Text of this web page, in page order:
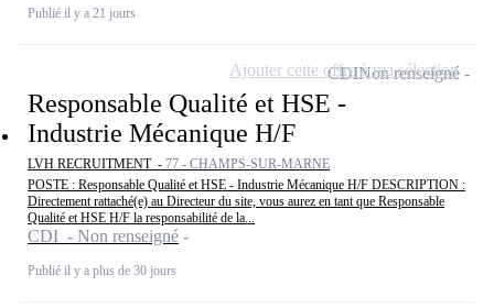
Publié il y a 21 jours
Responsable Qualité et HSE -
Industrie Mécanique H/F
LVH RECRUITMENT - 77 - CHAMPS-SUR-MARNE
POSTE : Responsable Qualité et HSE - Industrie Mécanique H/F DESCRIPTION :
Directement rattaché(e) au Directeur du site, vous aurez en tant que Responsable
Qualité et HSE H/F la responsabilité de la...
CDI - Non renseigné
Publié il y a plus de 30 jours
CDINon renseigné
Ajouter cette offre à ma sélection